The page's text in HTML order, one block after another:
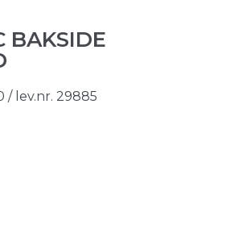
BAKSIDE
/ lev.nr. 29885